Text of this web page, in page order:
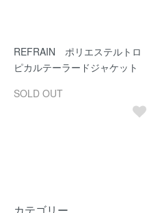
REFRAIN ポリエステルトロ
ピカルテーラードジャケット
SOLD OUT